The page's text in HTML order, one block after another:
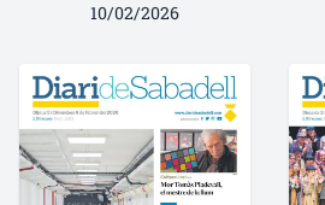
10/02/2026